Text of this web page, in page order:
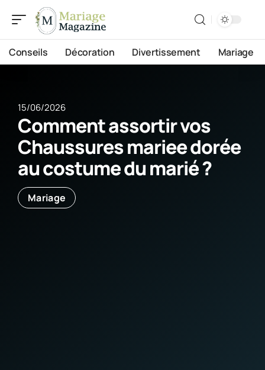
Conseils Décoration Divertissement Mariage
15/06/2026
Comment assortir vos
Chaussures mariee dorée
au costume du marié ?
Mariage